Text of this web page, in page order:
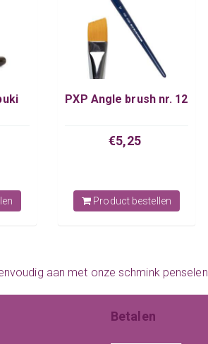
PXP Angle brush nr. 12
€5,25
Product bestellen
aan met onzeschmink penselen
Betalen